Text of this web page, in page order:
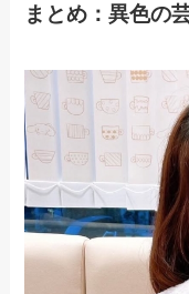
まとめ：異色の